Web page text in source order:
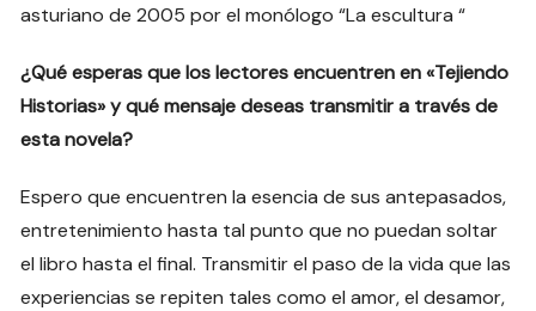
asturiano de 2005 por el monólogo “La escultura “
¿Qué esperas que los lectores encuentren en «Tejiendo
Historias» y qué mensaje deseas transmitir a través de
esta novela?
Espero que encuentren la esencia de sus antepasados,
entretenimiento hasta tal punto que no puedan soltar
el libro hasta el final. Transmitir el paso de la vida que las
experiencias se repiten tales como el amor, el desamor,